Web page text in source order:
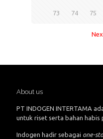
73 74 75
About us
PT INDOGEN INTERTAMA
untuk riset serta bahan habis
Indogen hadir sebagai one-